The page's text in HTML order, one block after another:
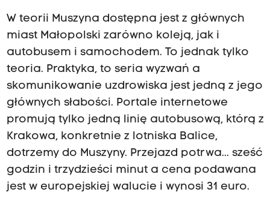
W teorii Muszyna dostępna jest z głównych
miast Małopolski zarówno koleją, jak i
autobusem i samochodem. To jednak tylko
teoria. Praktyka, to seria wyzwań a
skomunikowanie uzdrowiska jest jedną z jego
głównych słabości. Portale internetowe
promują tylko jedną linię autobusową, którą z
Krakowa, konkretnie z lotniska Balice,
dotrzemy do Muszyny. Przejazd potrwa... sześć
godzin i trzydzieści minut a cena podawana
jest w europejskiej walucie i wynosi 31 euro.